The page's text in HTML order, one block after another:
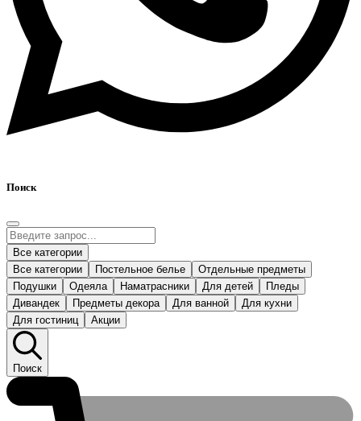
Поиск
Все категории
Все категории
Постельное белье
Отдельные предметы
Подушки
Одеяла Наматрасники Для детей
Пледы
Дивандек
Предметы декора Для ванной
Для кухни
Для гостиниц
Акции
Поиск